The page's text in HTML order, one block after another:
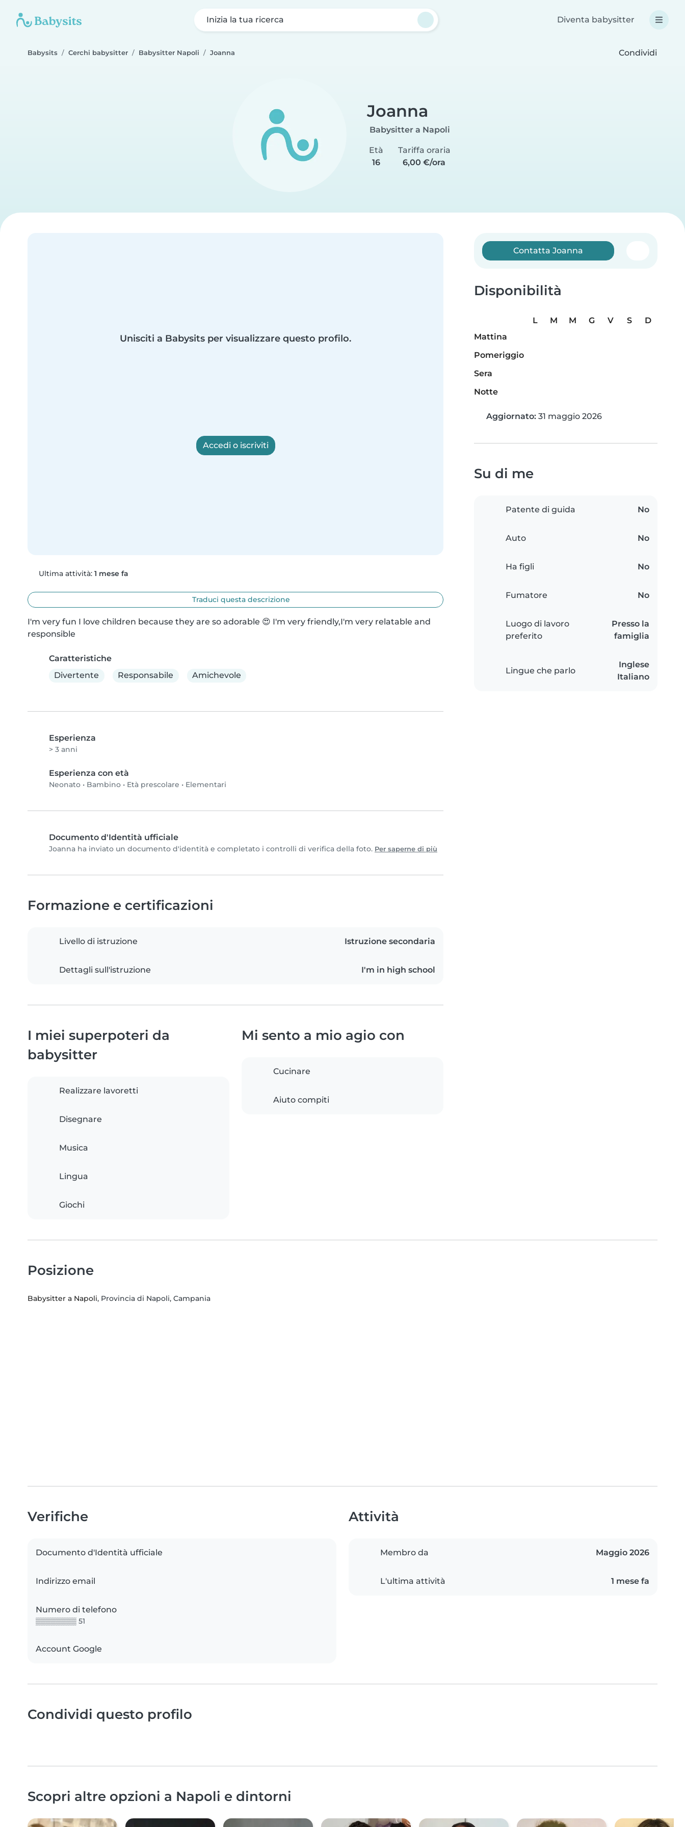
Inizia la tua ricerca Diventa babysitter
Babysits Cerchi babysitter Babysitter Napoli Joanna Condividi
Joanna
Babysitter a Napoli
Età
16
Tariffa oraria
6,00 €/ora
Unisciti a Babysits per visualizzare questo profilo.
Accedi o iscriviti
Ultima attività: 1 mese fa
Traduci questa descrizione
I'm very fun I love children because they are so adorable 😍 I'm very friendly,I'm very relatable and
responsible
Caratteristiche
Divertente
Responsabile Amichevole
Esperienza
> 3 anni
Esperienza con età
Neonato • Bambino • Età prescolare • Elementari
Documento d'Identità ufficiale
Joanna ha inviato un documento d'identità e completato i controlli di verifica della foto. Per saperne di più
Contatta Joanna
Disponibilità
L M M G V S
D
Mattina
Pomeriggio
Sera
Notte
Aggiornato: 31 maggio 2026
Su di me
Patente di guida No
Auto No
Ha figli No
Fumatore No
Luogo di lavoro
preferito
Presso la
famiglia
Lingue che parlo
Inglese
Italiano
Formazione e certificazioni
Livello di istruzione Istruzione secondaria
Dettagli sull'istruzione I'm in high school
I miei superpoteri da
babysitter
Realizzare lavoretti
Disegnare
Musica
Lingua
Giochi
Mi sento a mio agio con
Cucinare
Aiuto compiti
Posizione
Babysitter a Napoli, Provincia di Napoli, Campania
Verifiche
Documento d'Identità ufficiale
Indirizzo email
Numero di telefono
▒▒▒▒▒▒▒▒ 51
Account Google
Attività
Membro da Maggio 2026
L'ultima attività 1 mese fa
Condividi questo profilo
Scopri altre opzioni a Napoli e dintorni